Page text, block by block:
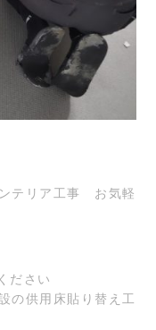
テリア工事 お気軽
ださい
の供用床貼り替え工